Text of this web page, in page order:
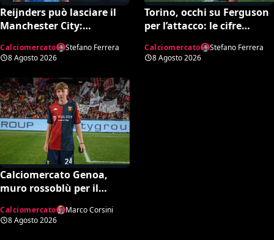
Reijnders può lasciare il
Manchester City:
pressing
Calciomercato
Stefano Ferrera
8 Agosto 2026
Torino, occhi su Ferguson
per l’attacco: le cifre
Calciomercato
Stefano Ferrera
8 Agosto 2026
Calciomercato Genoa,
muro rossoblù per il
all’offerta da un milione
del Borussia Dortmund
Calciomercato
Marco Corsini
8 Agosto 2026